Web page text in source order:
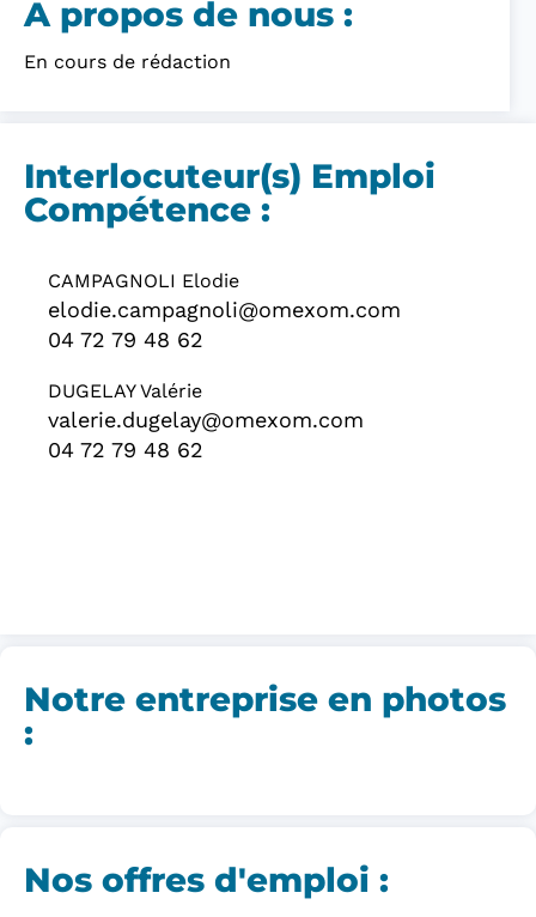
A propos de nous :​
En cours de rédaction
Interlocuteur(s) Emploi
Compétence :
CAMPAGNOLI Elodie
elodie.campagnoli@omexom.com
04 72 79 48 62
DUGELAY Valérie
valerie.dugelay@omexom.com
04 72 79 48 62
Notre entreprise en photos
:
Nos offres d'emploi :